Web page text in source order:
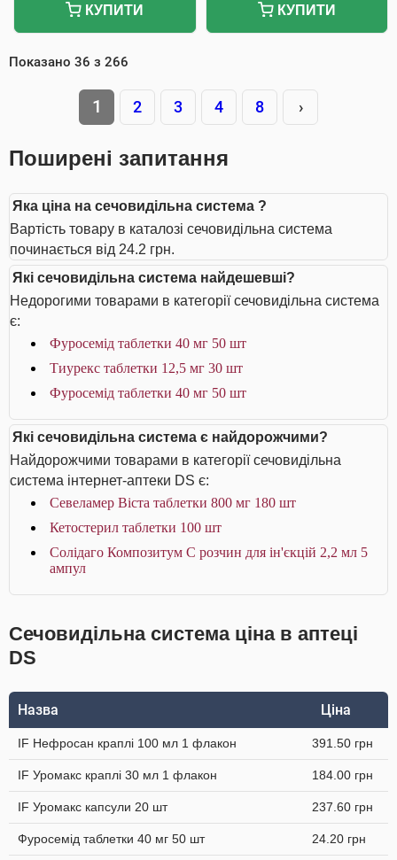
КУПИТИ КУПИТИ
Показано 36 з 266
1 2 3 4 8 ›
Поширені запитання
Яка ціна на сечовидільна система ?
Вартість товару в каталозі сечовидільна система
починається від 24.2 грн.
Які сечовидільна система найдешевші?
Недорогими товарами в категорії сечовидільна система
є:
Фуросемід таблетки 40 мг 50 шт
Тиурекс таблетки 12,5 мг 30 шт
Фуросемід таблетки 40 мг 50 шт
Які сечовидільна система є найдорожчими?
Найдорожчими товарами в категорії сечовидільна
система інтернет-аптеки DS є:
Севеламер Віста таблетки 800 мг 180 шт
Кетостерил таблетки 100 шт
Солідаго Композитум С розчин для ін'єкцій 2,2 мл 5
ампул
Сечовидільна система ціна в аптеці
DS
Назва Ціна
IF Нефросан краплі 100 мл 1 флакон 391.50 грн
IF Уромакс краплі 30 мл 1 флакон 184.00 грн
IF Уромакс капсули 20 шт 237.60 грн
Фуросемід таблетки 40 мг 50 шт 24.20 грн